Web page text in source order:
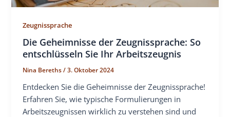
Zeugnissprache
Die Geheimnisse der Zeugnissprache: So
entschlüsseln Sie Ihr Arbeitszeugnis
Nina Bereths/3. Oktober 2024
Entdecken Sie die Geheimnisse der Zeugnissprache!
Erfahren Sie, wie typische Formulierungen in
Arbeitszeugnissen wirklich zu verstehen sind und